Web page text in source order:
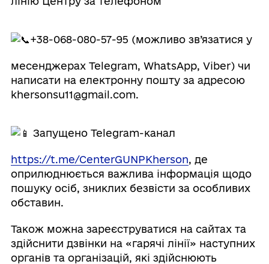
+38-068-080-57-95 (можливо зв’язатися у
месенджерах Telegram, WhatsApp, Viber) чи
написати на електронну пошту за адресою
khersonsu11@gmail.com.
Запущено Telegram-канал
https://t.me/CenterGUNPKherson, де
оприлюднюється важлива інформація щодо
пошуку осіб, зниклих безвісти за особливих
обставин.
Також можна зареєструватися на сайтах та
здійснити дзвінки на «гарячі лінії» наступних
органів та організацій, які здійснюють